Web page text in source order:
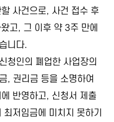
사건으로, 사건 접수 후
고, 그 이후 약 3주 만에
니다.
청인의 폐업한 사업장의
, 권리금 등을 소명하여
반영하고, 신청서 제출
저임금에 미치지 못하기